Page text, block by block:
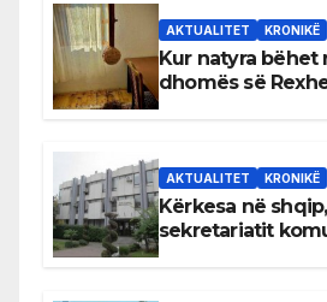
AKTUALITET KRONIKË
Kur natyra bëhet
dhomës së
AKTUALITET KRONIKË
Kërkesa në
sekretariatit